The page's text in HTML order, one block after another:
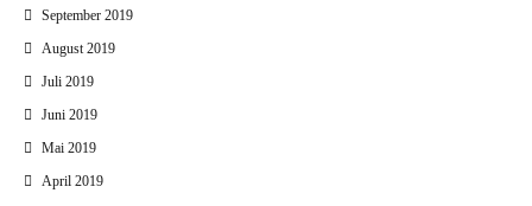
September 2019
August 2019
Juli 2019
Juni 2019
Mai 2019
April 2019